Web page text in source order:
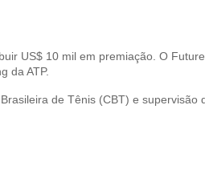
US$ 10 mil em premiação. O
da ATP.
de Tênis (CBT) e supervisão